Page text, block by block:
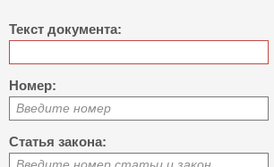
Текст документа:
Номер:
Введите номер
Статья закона: